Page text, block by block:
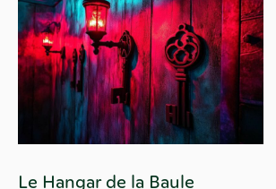
Le Hangar de la Baule